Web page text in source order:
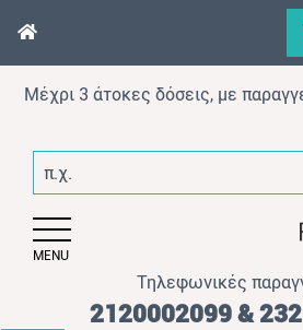
(Κορίτσι)
(Βρεφικό)
(AΞEΣOYAP)
(Brand)
Μέχρι 3 άτοκες δόσεις, με
π.χ. φό
MENU
Τηλεφωνικές
2120002099 &